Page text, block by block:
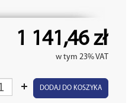
1 141,46 zł
w tym 23% VAT
DODAJ DO KOSZYKA